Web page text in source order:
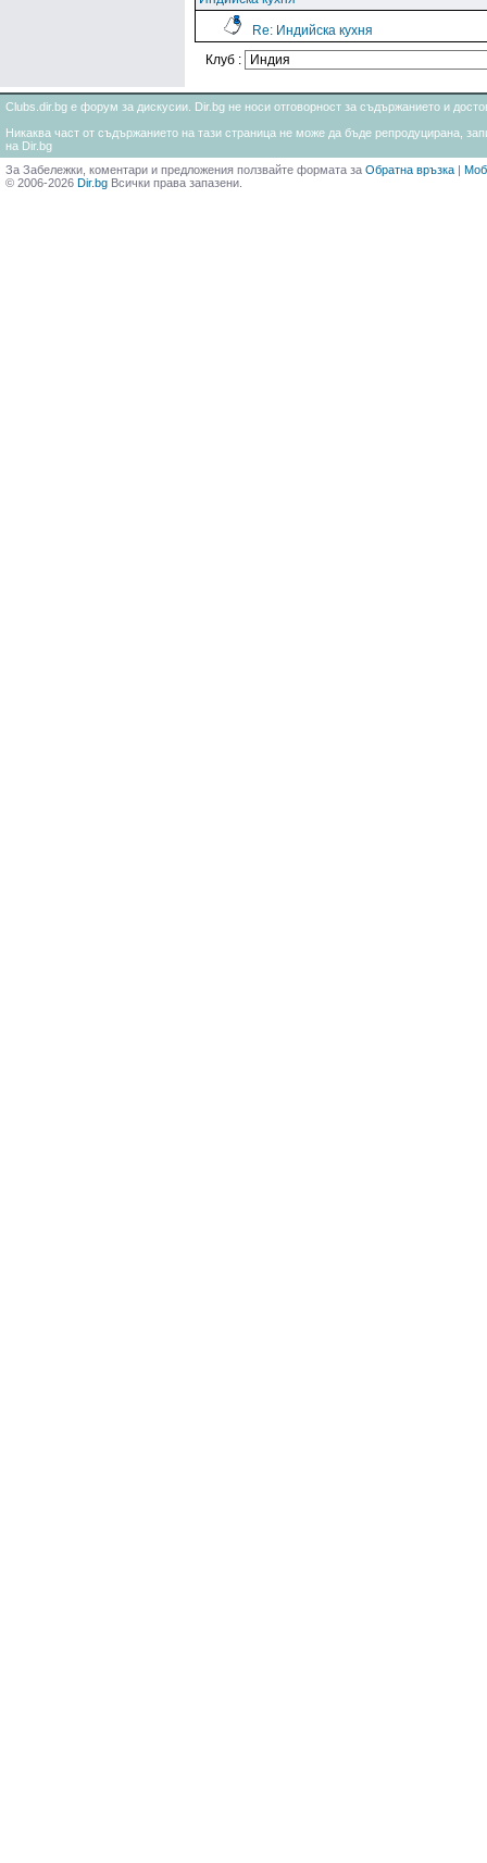
Re: Индийска кухня
Клуб :
Clubs.dir.bg е форум за дискусии. Dir.bg не носи отговорност за съдържанието и
Никаква част от съдържанието на тази страница не може да бъде репродуцирана,
на Dir.bg
За Забележки, коментари и предложения ползвайте формата за Обратна връзка |
© 2006-2026 Dir.bg Всички права запазени.